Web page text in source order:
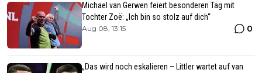
Michael van Gerwen feiert besonderen Tag mit
Tochter Zoë: „Ich bin so stolz auf dich“
Aug 08, 13:15 0
„Das wird noch eskalieren – Littler wartet auf van